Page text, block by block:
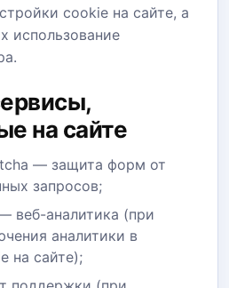
cookie на сайте, а
использование
на сайте
— защита форм от
запросов;
веб-аналитика (при
аналитики в
на сайте);